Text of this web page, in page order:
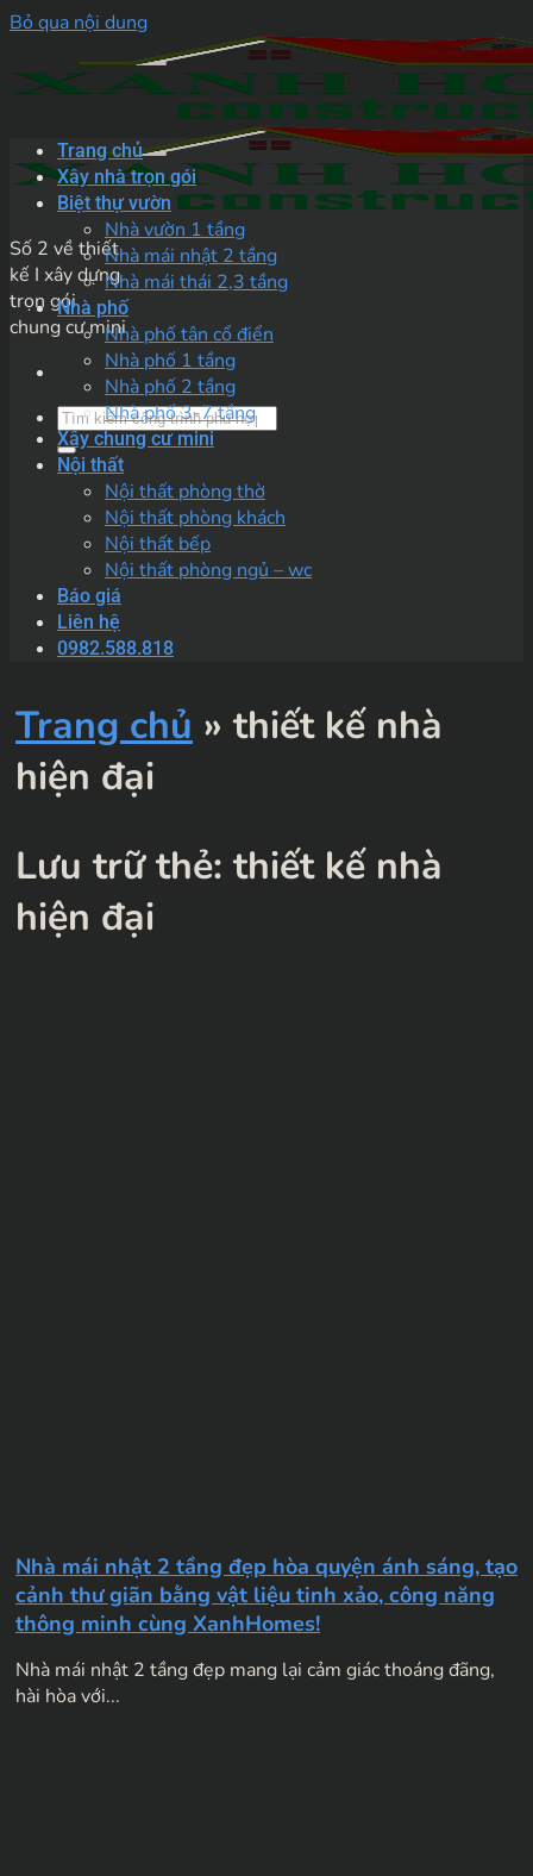
Bỏ qua nội dung
Số 2 về thiết
kế I xây dựng
trọn gói
chung cư mini
Trang chủ
Xây nhà trọn gói
Biệt thự vườn
Nhà vườn 1 tầng
Nhà mái nhật 2 tầng
Nhà mái thái 2,3 tầng
Nhà phố
Nhà phố tân cổ điển
Nhà phố 1 tầng
Nhà phố 2 tầng
Nhà phố 3-7 tầng
Xây chung cư mini
Nội thất
Nội thất phòng thờ
Nội thất phòng khách
Nội thất bếp
Nội thất phòng ngủ – wc
Báo giá
Liên hệ
0982.588.818
Trang chủ » thiết kế nhà
hiện đại
Lưu trữ thẻ:thiết kế nhà
hiện đại
Nhà mái nhật 2 tầng đẹp hòa quyện ánh sáng, tạo
cảnh thư giãn bằng vật liệu tinh xảo, công năng
thông minh cùng XanhHomes!
Nhà mái nhật 2 tầng đẹp mang lại cảm giác thoáng đãng,
hài hòa với...